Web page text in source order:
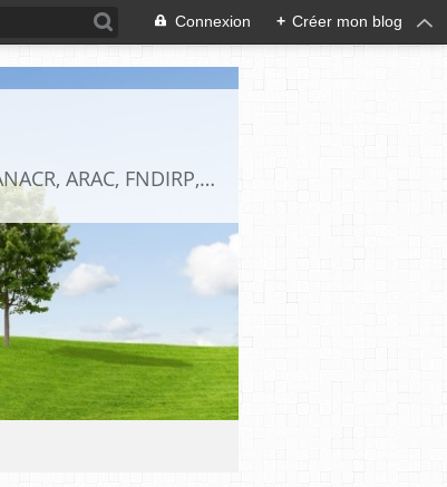
Connexion + Créer mon blog
La réunion de 6 associations d'anciens combattants de la ville de Bagnolet (93). ACPG, ANACR, ARAC, FNDIRP, FNACA et UNC.